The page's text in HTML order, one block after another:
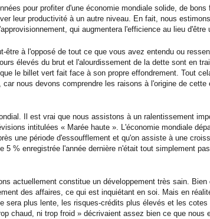
pour profiter d'une économie mondiale solide, de
leur productivité à un autre niveau. En fait, nous
qui augmentera l'efficience au lieu
être à l'opposé de tout ce que vous avez entendu ou
élevés du brut et l'alourdissement de la dette sont en
le billet vert fait face à son propre effondrement. Tout
nous devons comprendre les raisons à l'origine de
Il est vrai que nous assistons à un ralentissement
intitulées « Marée haute ». L'économie mondiale
une période d'essoufflement et qu'on assiste à une
5 % enregistrée l'année dernière n'était tout simplement
actuellement constitue un développement très sain.
des affaires, ce qui est inquiétant en soi. Mais en
sera plus lente, les risques-crédits plus élevés et les
chaud, ni trop froid » décrivaient assez bien ce que nous